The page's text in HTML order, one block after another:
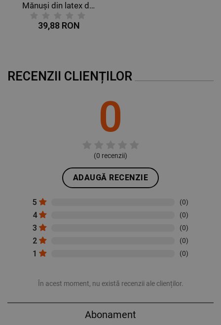
Mănuși din latex de unică folosință SEMPERGUARD LATEX IC
39,88 RON
RECENZII CLIENȚILOR
0
(0 recenzii)
ADAUGĂ RECENZIE
5 (0)
4 (0)
3 (0)
2 (0)
1 (0)
În acest moment, nu există recenzii ale clienților.
Abonament